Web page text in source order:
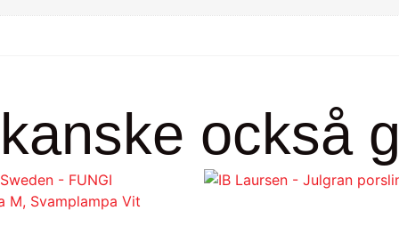
också